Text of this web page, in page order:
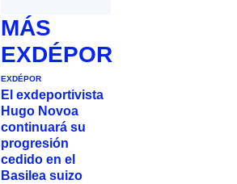
MÁS
EXDÉPOR
EXDÉPOR
El exdeportivista
Hugo Novoa
continuará su
progresión
cedido en el
Basilea suizo